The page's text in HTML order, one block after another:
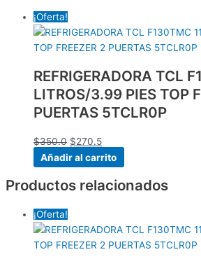
¡Oferta!
REFRIGERADORA TCL
LITROS/3.99 PIES TOP
PUERTAS 5TCLR0P
$350.0 $270.5
Añadir al carrito
Productos relacionados
¡Oferta!